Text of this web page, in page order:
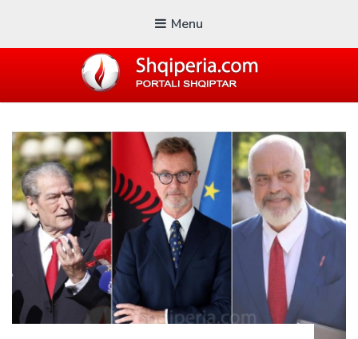
Menu
Blogu i ShqiperiaCom